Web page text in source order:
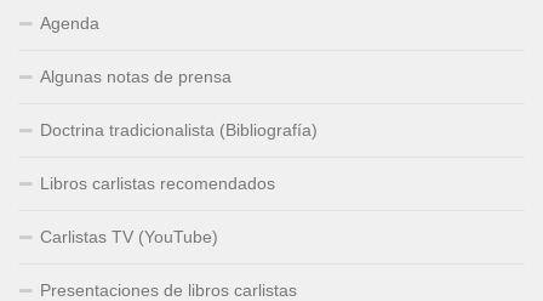
Agenda
Algunas notas de prensa
Doctrina tradicionalista (Bibliografía)
Libros carlistas recomendados
Carlistas TV (YouTube)
Presentaciones de libros carlistas